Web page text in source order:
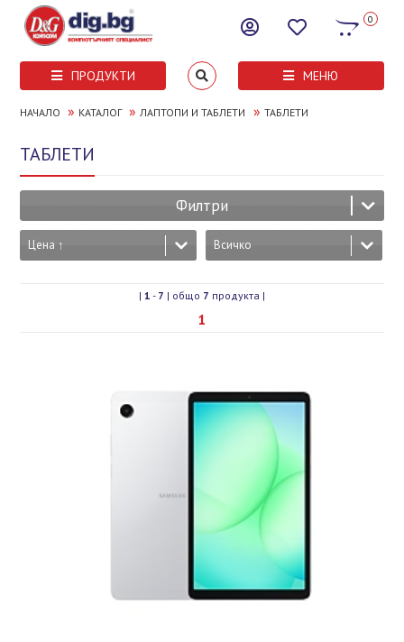
0
ПРОДУКТИ МЕНЮ
НАЧАЛО » КАТАЛОГ »ЛАПТОПИ И ТАБЛЕТИ » ТАБЛЕТИ
ТАБЛЕТИ
Филтри
Цена ↑ Всичко
| 1 - 7 | общо 7 продукта |
1